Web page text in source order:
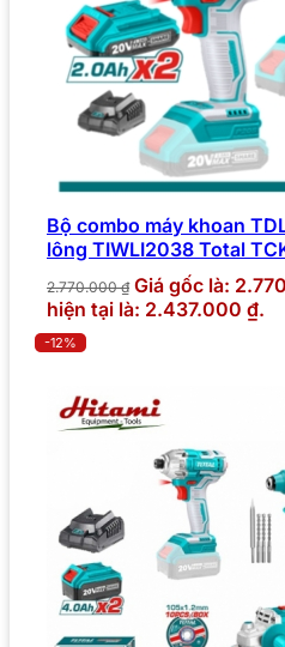
Bộ combo máy khoan
lông TIWLI2038 Total
2.770.000₫ Giá gốc là:
hiện tại là: 2.437.000 ₫.
-12%